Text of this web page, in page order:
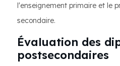
l'enseignement primaire et le
secondaire.
Évaluation des
postsecondaires